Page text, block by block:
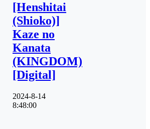
[Henshitai
(Shioko)]
Kaze no
Kanata
(KINGDOM)
[Digital]
2024-8-14
8:48:00